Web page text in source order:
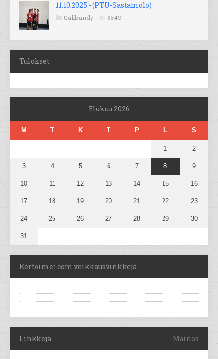
11.10.2025 - (PTU-Sastamolo)
Salibandy 5549
Tulokset
Elokuu 2026
M T K T P L S
1 2
3 4 5 6 7 8 9
10 11 12 13 14 15 16
17 18 19 20 21 22 23
24 25 26 27 28 29 30
31
Kertoimet.com veikkausvinkkejä
Linkkejä Mainos